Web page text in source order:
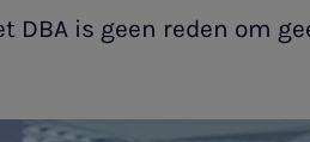
DBA is geen reden om